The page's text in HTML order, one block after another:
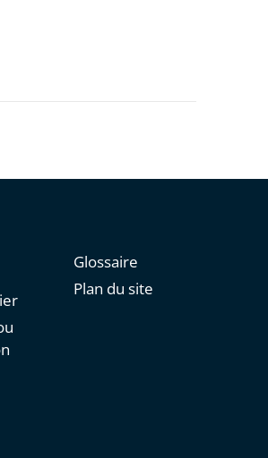
Glossaire
Plan du site